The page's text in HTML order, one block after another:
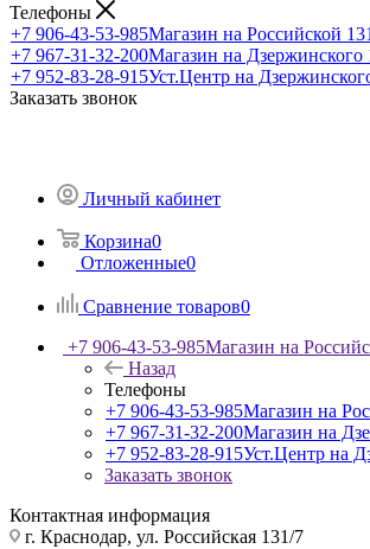
Телефоны
+7 906-43-53-985Магазин на Российской
+7 967-31-32-200Магазин на Дзержинского
+7 952-83-28-915Уст.Центр на
Заказать звонок
Личный кабинет
Корзина0
Отложенные0
Сравнение товаров0
+7 906-43-53-985Магазин на
Назад
Телефоны
+7 906-43-53-985Магазин на
+7 967-31-32-200Магазин на
+7 952-83-28-915Уст.Центр на
Заказать звонок
Контактная информация
г. Краснодар, ул. Российская 131/7